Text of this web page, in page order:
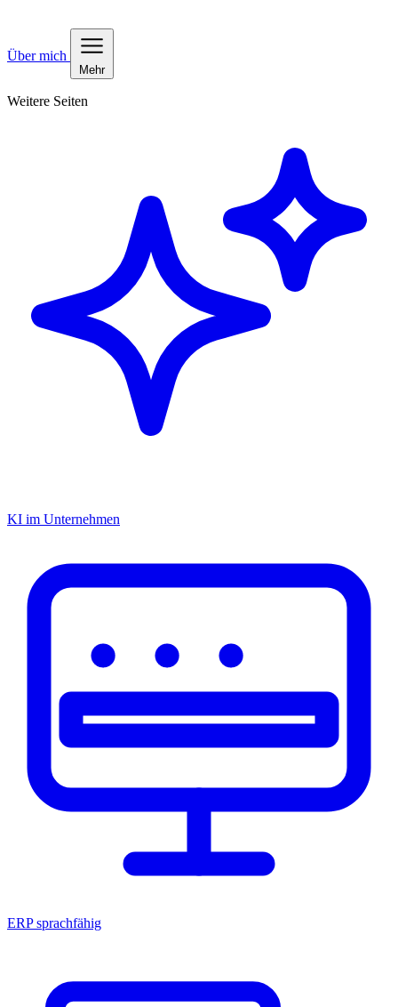
Über mich
Mehr
Weitere Seiten
KI im Unternehmen
ERP sprachfähig